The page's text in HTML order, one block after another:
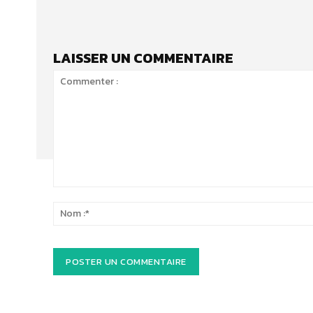
LAISSER UN COMMENTAIRE